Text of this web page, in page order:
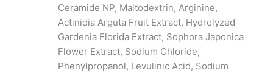
Ceramide NP, Maltodextrin, Arginine,
Actinidia Arguta Fruit Extract, Hydrolyzed
Gardenia Florida Extract, Sophora Japonica
Flower Extract, Sodium Chloride,
Phenylpropanol, Levulinic Acid, Sodium